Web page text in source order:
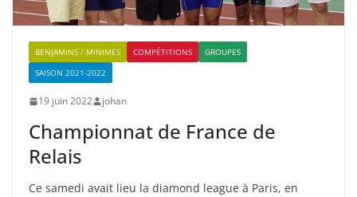
BENJAMINS / MINIMES COMPÉTITIONS
GROUPES
SAISON 2021-2022
19 juin 2022 johan
Championnat de France de
Relais
Ce samedi avait lieu la diamond league à Paris, en